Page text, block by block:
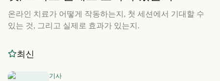
온라인 치료가 어떻게 작동하는지, 첫 세션에서 기대할 수
있는 것, 그리고 실제로 효과가 있는지.
최신
기사